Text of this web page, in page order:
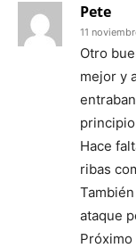
Pete
11
Otro
mejor y
Hace
ribas
ataque